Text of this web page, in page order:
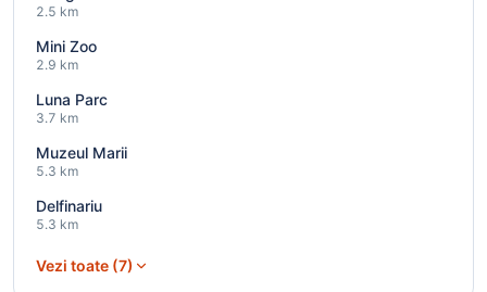
2.5 km
Mini Zoo
2.9 km
Luna Parc
3.7 km
Muzeul Marii
5.3 km
Delfinariu
5.3 km
Vezi toate (7)